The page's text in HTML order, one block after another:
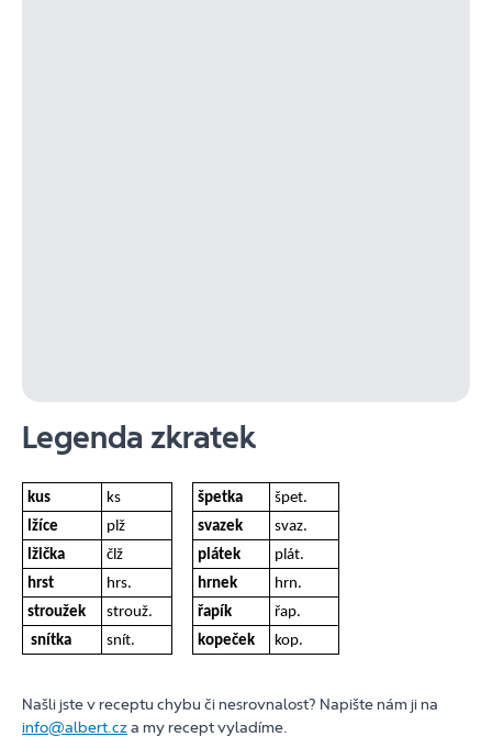
Legenda zkratek
kus ks špetka
špet.
lžíce
plž svazek
svaz.
lžička
člž plátek
plát.
hrst
hrs. hrnek
hrn.
stroužek
strouž. řapík
řap.
snítka
snít. kopeček kop.
Našli jste v receptu chybu či nesrovnalost? Napište nám ji na
info@albert.cza my recept vyladíme.